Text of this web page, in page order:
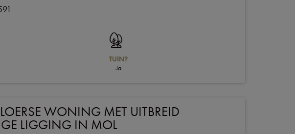
TUIN?
Ja
WONING MET UITBREID
LIGGING IN MOL